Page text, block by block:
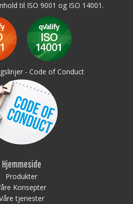
PS:
4-24 avlukkerk
til ISO 9001 og ISO 14001.
- Code of Conduct
Hjemmeside
Produkter
Konsepter
tjenester